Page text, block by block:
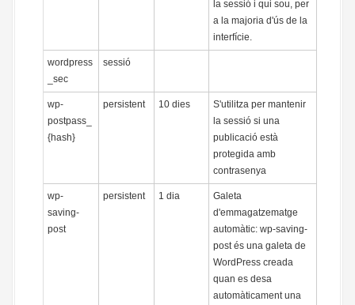
la sessió i qui sou, per
a la majoria d'ús de la
interfície.
wordpress
_sec
sessió
wp-
postpass_
{hash}
persistent 10 dies
S'utilitza per mantenir
la sessió si una
publicació està
protegida amb
contrasenya
wp-
saving-
post
persistent 1 dia
Galeta
d'emmagatzematge
automàtic: wp-saving-
post és una galeta de
WordPress creada
quan es desa
automàticament una